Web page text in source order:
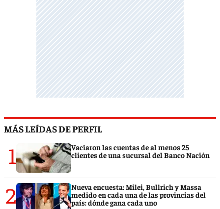
MÁS LEÍDAS DE PERFIL
1
Vaciaron las cuentas de al menos 25
clientes de una sucursal del Banco Nación
2
Nueva encuesta: Milei, Bullrich y Massa
medido en cada una de las provincias del
país: dónde gana cada uno